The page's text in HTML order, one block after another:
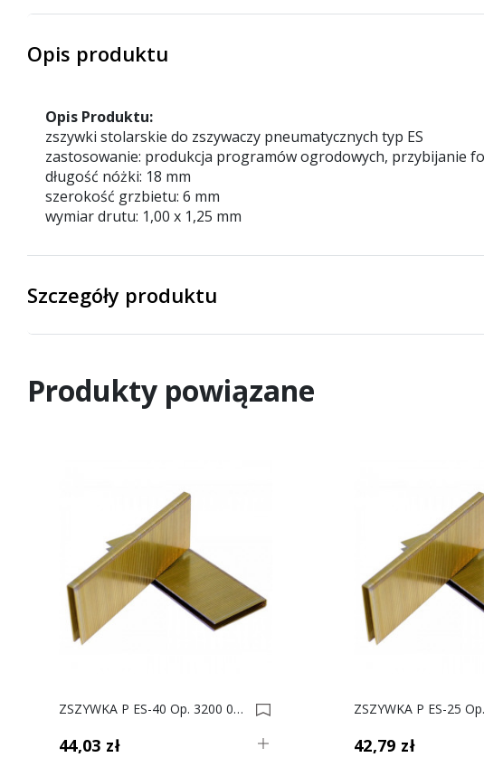
Opis produktu
Opis Produktu:
zszywki stolarskie do zszywaczy pneumatycznych typ ES
zastosowanie: produkcja programów ogrodowych, przybijanie
długość nóżki: 18 mm
szerokość grzbietu: 6 mm
wymiar drutu: 1,00 x 1,25 mm
Szczegóły produktu
Produkty powiązane
ZSZYWKA P ES-40 Op. 3200 0003073
44,03 zł 42,79 zł